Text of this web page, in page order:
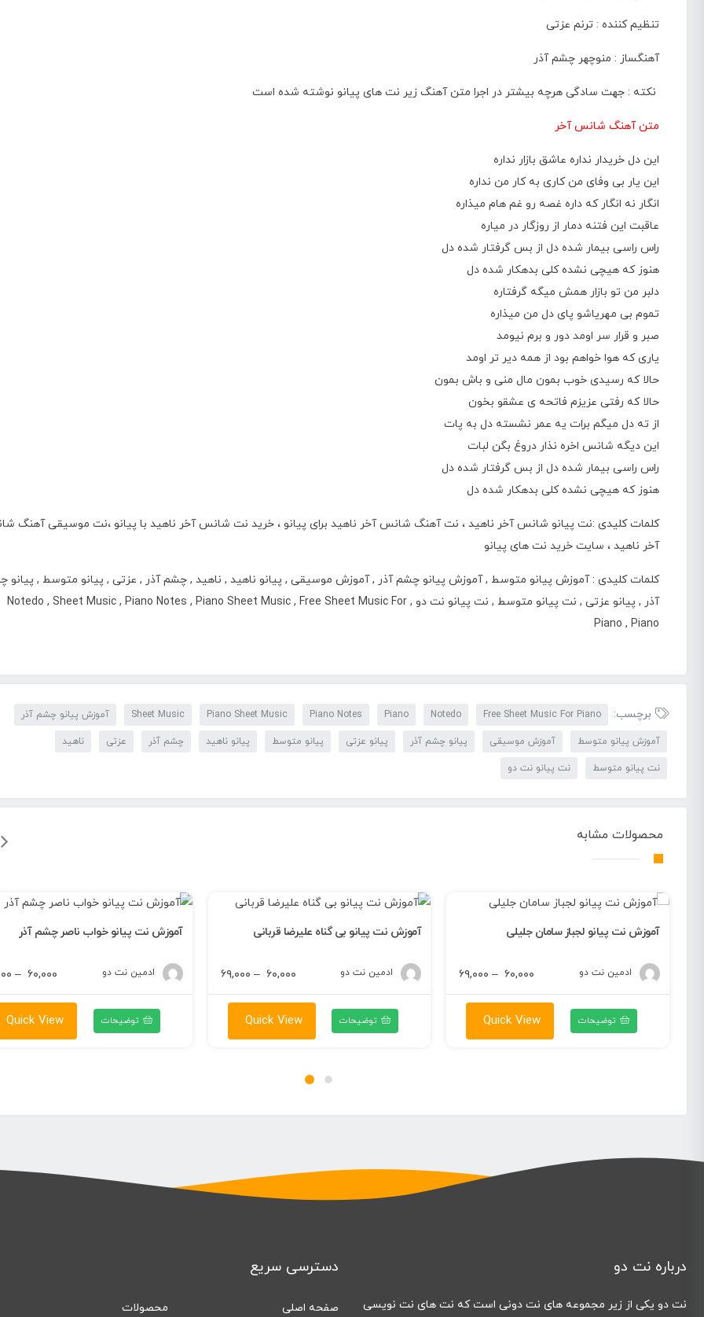
تنظیم کننده : ترنم عزتی
آهنگساز : منوچهر چشم آذر
نکته : جهت سادگی هرچه بیشتر در اجرا متن آهنگ زیر نت های پیانو نوشته شده است
متن آهنگ شانس آخر
این دل خریدار نداره عاشق بازار نداره
این یار بی وفای من کاری به کار من نداره
انگار نه انگار که داره غصه رو غم هام میذاره
عاقبت این فتنه دمار از روزگار در میاره
راس راسی بیمار شده دل از بس گرفتار شده دل
هنوز که هیچی نشده کلی بدهکار شده دل
دلبر من تو بازار همش میگه گرفتاره
تموم بی مهریاشو پای دل من میذاره
صبر و قرار سر اومد دور و برم نیومد
یاری که هوا خواهم بود از همه دیر تر اومد
حالا که رسیدی خوب بمون مال منی و باش بمون
حالا که رفتی عزیزم فاتحه ی عشقو بخون
از ته دل میگم برات یه عمر نشسته دل به پات
این دیگه شانس اخره نذار دروغ بگن لبات
راس راسی بیمار شده دل از بس گرفتار شده دل
هنوز که هیچی نشده کلی بدهکار شده دل
کلمات کلیدی :نت پیانو شانس آخر ناهید ، نت آهنگ شانس آخر ناهید برای پیانو ، خرید نت شانس آخر ناهید با پیانو ،نت موسیقی آهنگ
آخر ناهید ، سایت خرید نت های پیانو
کلمات کلیدی : آموزش پیانو متوسط , آموزش پیانو چشم آذر , آموزش موسیقی , پیانو ناهید , ناهید , چشم آذر , عزتی , پیانو متوسط , پیانو
آذر , پیانو عزتی , نت پیانو متوسط , نت پیانو نت دو , Notedo , Sheet Music , Piano Notes , Piano Sheet Music , Free Sheet Music For
Piano , Piano
برچسب: Free Sheet Music For Piano
Notedo
Piano
Piano Notes
Piano Sheet Music
Sheet Music آموزش پیانو چشم آذر
آموزش پیانو متوسط آموزش موسیقی پیانو چشم آذر پیانو عزتی پیانو متوسط پیانو ناهید چشم آذر عزتی ناهید
نت پیانو متوسط نت پیانو نت دو
محصولات مشابه
محدوده
قیمت:
۶۰,۰۰۰ تومان
آموزش نت پیانو لجباز سامان جلیلی
ادمین نت دو ۶۰,۰۰۰ – ۶۹,۰۰۰
محدوده
قیمت:
۶۰,۰۰۰ تومان
توضیحات Quick View
آموزش نت پیانو بی گناه علیرضا قربانی
ادمین نت دو ۶۰,۰۰۰ – ۶۹,۰۰۰
محدوده
قیمت:
۶۰,۰۰۰ تومان
توضیحات Quick View
آموزش نت پیانو خواب ناصر چشم آذر
ادمین نت دو ۶۰,۰۰۰ –
توضیحات Quick View
درباره نت دو
نت دو یکی از زیر مجموعه های نت دونی است که نت های نت نویسی
دسترسی سریع
صفحه اصلی محصولات